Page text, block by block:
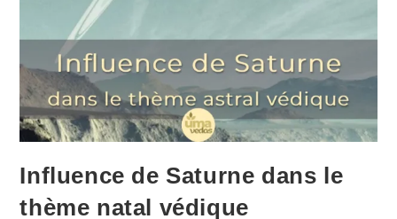
Influence de Saturne dans le
thème natal védique